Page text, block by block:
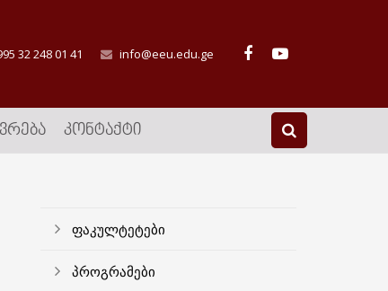
32 248 01 41 info@eeu.edu.ge
ᲙᲝᲜᲢᲐᲥᲢᲘ
ფაკულტეტები
პროგრამები